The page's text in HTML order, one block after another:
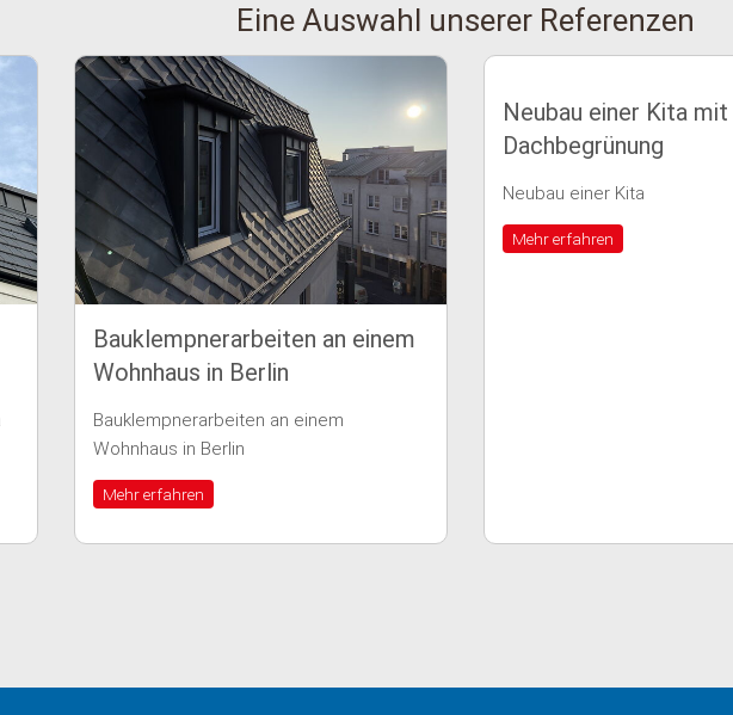
Eine Auswahl unserer Referenzen
an einem
einem
Neubau einer Kita mit
Dachbegrünung
Neubau einer Kita
Mehr erfahren